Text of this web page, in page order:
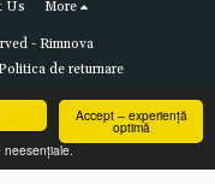
Accept – experiență
optimă
neesențiale.
Us More
- Rimnova
Politica de returnare